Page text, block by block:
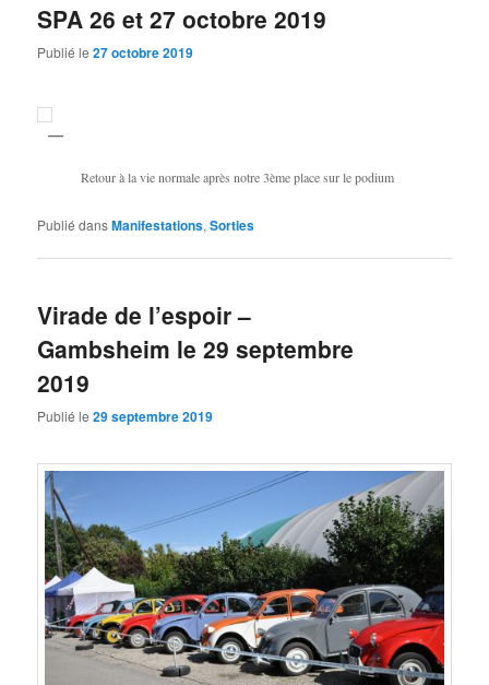
SPA 26 et 27 octobre 2019
Publié le27 octobre 2019
Retour à la vie normale après notre 3ème place sur le podium
Publié dansManifestations,Sorties
Virade de l’espoir –
Gambsheim le 29 septembre
2019
Publié le29 septembre 2019